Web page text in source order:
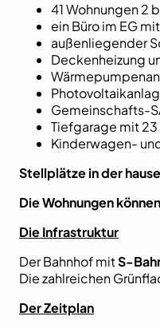
41 Wohnungen 2
ein Büro im EG
außenliegender
Deckenheizung
Gemeinschafts-
Tiefgarage mit
Kinderwagen-
Stellplätze in der
Die Wohnungen
Die Infrastruktur
Der Bahnhof mitS-
Die zahlreichen
Der Zeitplan